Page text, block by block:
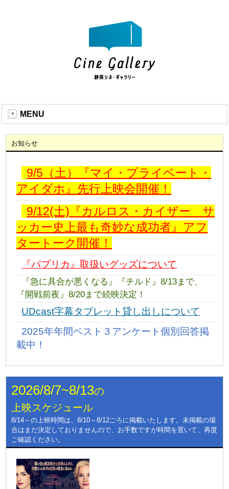
MENU
お知らせ
9/5（土）『マイ・プライベート・
アイダホ』先行上映会開催！
9/12(土)『カルロス・カイザー サ
ッカー史上最も奇妙な成功者』アフ
タートーク開催！
『パプリカ』取扱いグッズについて
『急に具合が悪くなる』『チルド』8/13まで、
『開戦前夜』8/20まで続映決定！
UDcast字幕タブレット貸し出しについて
2025年年間ベスト３アンケート個別回答掲
載中！
2026/8/7~8/13の
上映スケジュール
8/14～の上映時間は、8/10～8/12ごろに掲載いたします。未掲載の場
合はまだ決定しておりませんので、お手数ですが時間を置いて、再度
ご確認ください。